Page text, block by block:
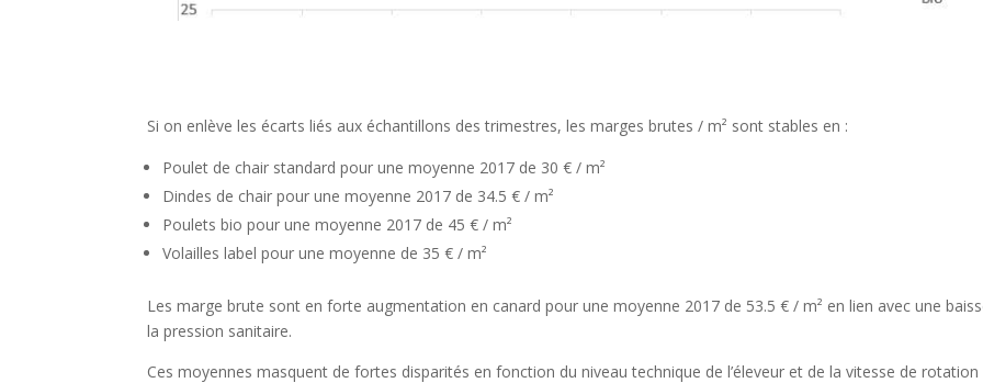
Si on enlève les écarts liés aux échantillons des trimestres, les marges brutes / m² sont stables en :
Poulet de chair standard pour une moyenne 2017 de 30 € / m²
Dindes de chair pour une moyenne 2017 de 34.5 € / m²
Poulets bio pour une moyenne 2017 de 45 € / m²
Volailles label pour une moyenne de 35 € / m²
Les marge brute sont en forte augmentation en canard pour une moyenne 2017 de 53.5 € / m² en lien avec une
la pression sanitaire.
Ces moyennes masquent de fortes disparités en fonction du niveau technique de l’éleveur et de la vitesse de rotation